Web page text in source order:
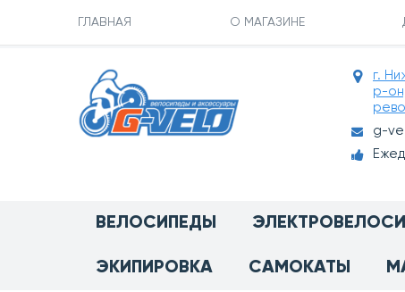
ГЛАВНАЯ О МАГАЗИНЕ
г.
р-
g-
ВЕЛОСИПЕДЫ
ЭКИПИРОВКА САМОКАТЫ